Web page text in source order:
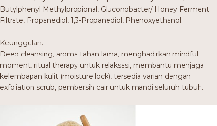
Butylphenyl Methylpropional, Gluconobacter/ Honey Ferment
Filtrate, Propanediol, 1,3-Propanediol, Phenoxyethanol.
Keunggulan:
Deep cleansing, aroma tahan lama, menghadirkan mindful
moment, ritual therapy untuk relaksasi, membantu menjaga
kelembapan kulit (moisture lock), tersedia varian dengan
exfoliation scrub, pembersih cair untuk mandi seluruh tubuh.